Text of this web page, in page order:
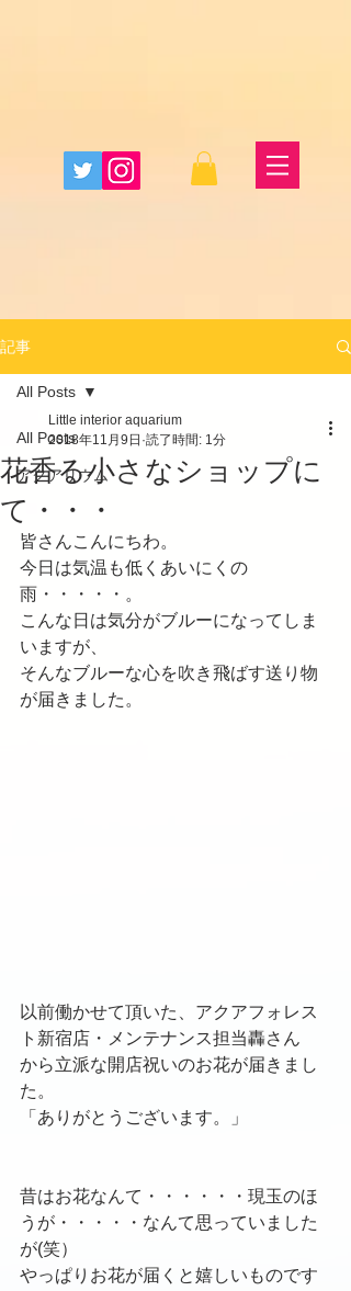
記事
All Posts
アクアリウム
All Posts
花香る小さなショップに
て・・・
Little interior aquarium
2018年11月9日 読了時間: 1分
皆さんこんにちわ。
今日は気温も低くあいにくの
雨・・・・・。
こんな日は気分がブルーになってしま
いますが、
そんなブルーな心を吹き飛ばす送り物
が届きました。
以前働かせて頂いた、アクアフォレス
ト新宿店・メンテナンス担当轟さん
から立派な開店祝いのお花が届きまし
た。
「ありがとうございます。」
昔はお花なんて・・・・・・現玉のほ
うが・・・・・なんて思っていました
が(笑）
やっぱりお花が届くと嬉しいものです